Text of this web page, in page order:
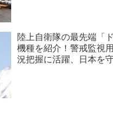
陸上自衛隊の最先端「
機種を紹介！警戒監視
況把握に活躍、日本を